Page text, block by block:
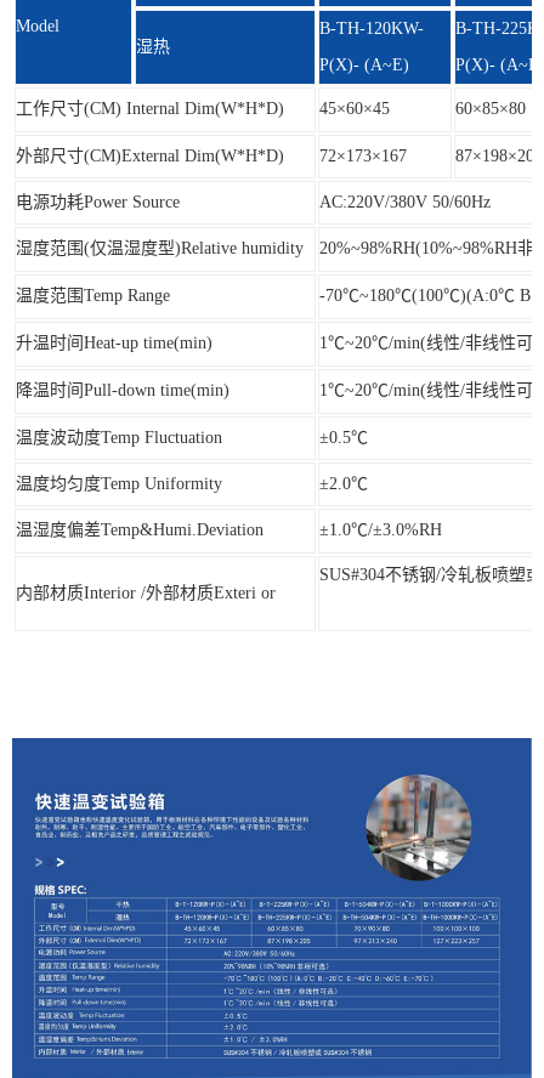
Model
湿热
B-TH-120KW-
P(X)- (A~E)
B-TH-
P(X)- (A~E)
工作尺寸(CM) Internal Dim(W*H*D) 45×60×45 60×85×80
外部尺寸(CM)External Dim(W*H*D) 72×173×167 87×198×205
电源功耗Power Source AC:220V/380V 50/60Hz
湿度范围(仅温湿度型)Relative humidity 20%~98%RH(10%~98%RH非
温度范围Temp Range -70℃~180℃(100℃)(A:0℃
升温时间Heat-up time(min) 1℃~20℃/min(线性/非线性可
降温时间Pull-down time(min) 1℃~20℃/min(线性/非线性可
温度波动度Temp Fluctuation ±0.5℃
温度均匀度Temp Uniformity ±2.0℃
温湿度偏差Temp&Humi.Deviation ±1.0℃/±3.0%RH
内部材质Interior /外部材质Exteri or
SUS#304不锈钢/冷轧板喷塑